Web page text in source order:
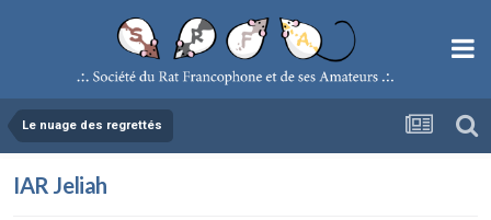
Le nuage des regrettés
IAR Jeliah